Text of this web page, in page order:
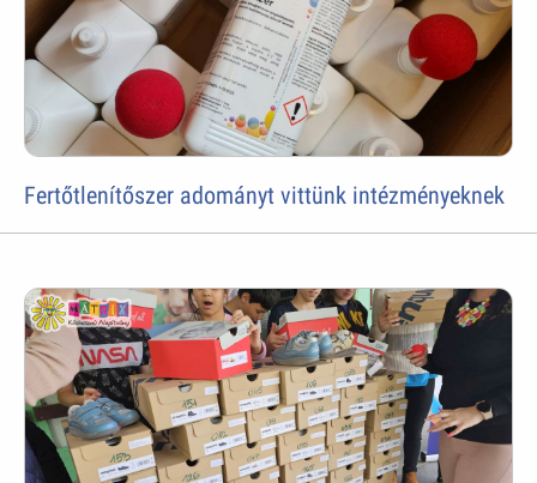
Fertőtlenítőszer adományt vittünk intézményeknek